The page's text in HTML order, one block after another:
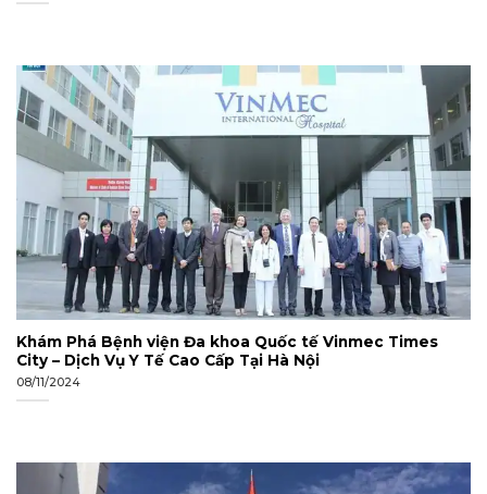
Khám Phá Bệnh viện Đa khoa Quốc tế Vinmec Times
City – Dịch Vụ Y Tế Cao Cấp Tại Hà Nội
08/11/2024